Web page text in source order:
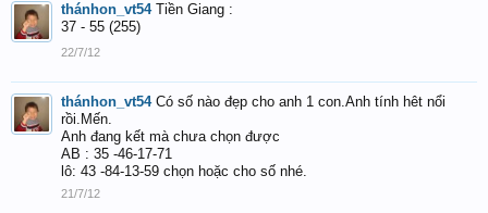
thánhon_vt54 Tiền Giang :
37 - 55 (255)
22/7/12
thánhon_vt54 Có số nào đẹp cho anh 1 con.Anh tính hêt nổi
rồi.Mến.
Anh đang kết mà chưa chọn được
AB : 35 -46-17-71
lô: 43 -84-13-59 chọn hoặc cho số nhé.
21/7/12